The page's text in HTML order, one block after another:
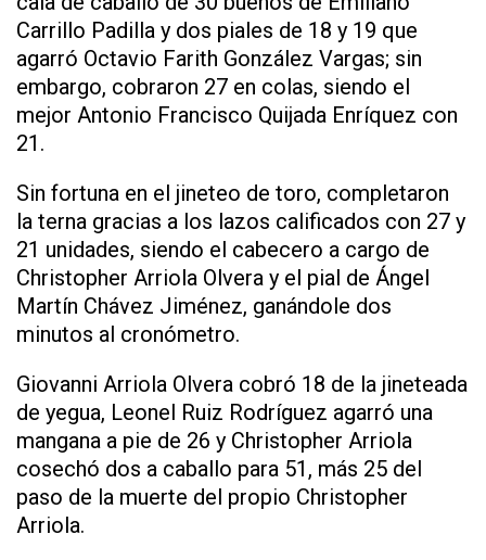
Carrillo Padilla y dos piales de 18 y 19 que
agarró Octavio Farith González Vargas; sin
embargo, cobraron 27 en colas, siendo el
mejor Antonio Francisco Quijada Enríquez con
21.
Sin fortuna en el jineteo de toro, completaron
la terna gracias a los lazos calificados con 27 y
21 unidades, siendo el cabecero a cargo de
Christopher Arriola Olvera y el pial de Ángel
Martín Chávez Jiménez, ganándole dos
minutos al cronómetro.
Giovanni Arriola Olvera cobró 18 de la jineteada
de yegua, Leonel Ruiz Rodríguez agarró una
mangana a pie de 26 y Christopher Arriola
cosechó dos a caballo para 51, más 25 del
paso de la muerte del propio Christopher
Arriola.